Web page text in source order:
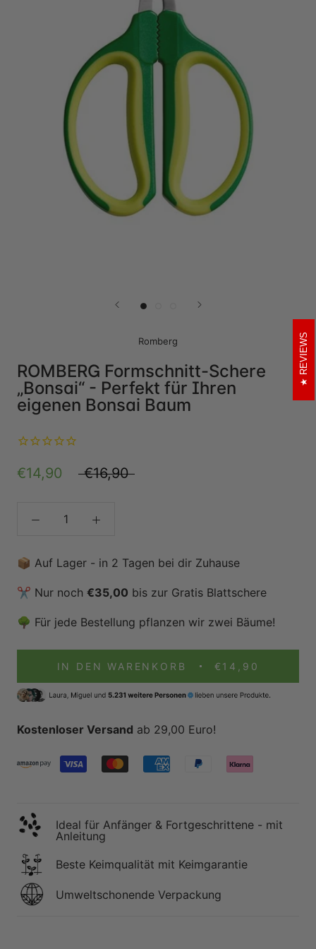
Romberg
ROMBERG Formschnitt-Schere
„Bonsai“ - Perfekt für Ihren
eigenen Bonsai Baum
€14,90 €16,90
📦 Auf Lager - in 2 Tagen bei dir Zuhause
✂️ Nur noch €35,00 bis zur Gratis Blattschere
🌳 Für jede Bestellung pflanzen wir zwei Bäume!
IN DEN WARENKORB €14,90
Kostenloser Versand ab 29,00 Euro!
Ideal für Anfänger & Fortgeschrittene - mit
Anleitung
Beste Keimqualität mit Keimgarantie
Umweltschonende Verpackung
REVIEWS